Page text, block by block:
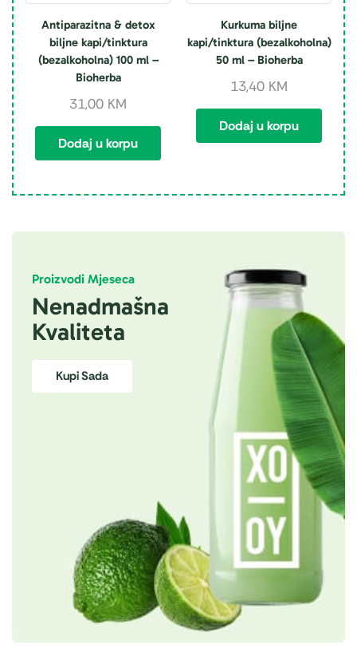
Antiparazitna & detox
biljne kapi/tinktura
(bezalkoholna) 100 ml –
Bioherba
31,00 KM
Dodaj u korpu
Kurkuma biljne
kapi/tinktura (bezalkoholna)
50 ml – Bioherba
13,40 KM
Dodaj u korpu
Proizvodi Mjeseca
Nenadmašna
Kvaliteta
Kupi Sada